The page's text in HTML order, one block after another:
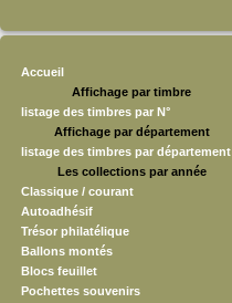
Accueil
Affichage par timbre
listage des timbres par N°
Affichage par département
listage des timbres par département
Les collections par année
Classique / courant
Autoadhésif
Trésor philatélique
Ballons montés
Blocs feuillet
Pochettes souvenirs